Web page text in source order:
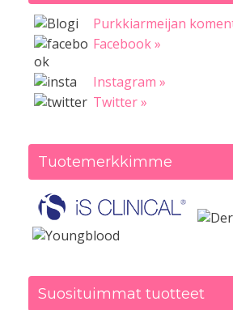
Purkkiarmeijan
Facebook »
Instagram »
Twitter »
Tuotemerkkimme
Suosituimmat tuotteet